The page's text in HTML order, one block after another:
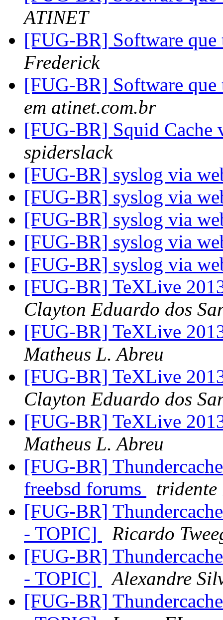
ATINET
[FUG-BR] Software que
Frederick
[FUG-BR] Software que
em atinet.com.br
[FUG-BR] Squid Cache
spiderslack
[FUG-BR] syslog via
[FUG-BR] syslog via
[FUG-BR] syslog via
[FUG-BR] syslog via
[FUG-BR] syslog via
[FUG-BR] TeXLive
Clayton Eduardo dos
[FUG-BR] TeXLive
Matheus L. Abreu
[FUG-BR] TeXLive
Clayton Eduardo dos
[FUG-BR] TeXLive
Matheus L. Abreu
[FUG-BR]
freebsd forums
tridente
[FUG-BR]
- TOPIC]
Ricardo
[FUG-BR]
- TOPIC]
Alexandre
[FUG-BR]